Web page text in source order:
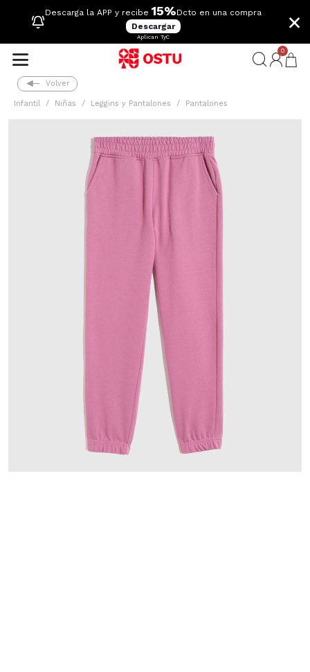
Descarga la APP y recibe 15%Dcto en una compra
Descargar
Aplican TyC
×
0
Volver
Infantil Niñas Leggins y Pantalones Pantalones